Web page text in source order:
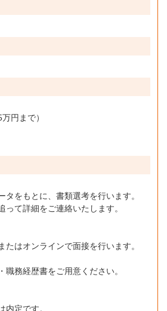
円まで）
タをもとに、書類選考を行います。
って詳細をご連絡いたします。
たはオンラインで面接を行います。
職務経歴書をご用意ください。
内定です。